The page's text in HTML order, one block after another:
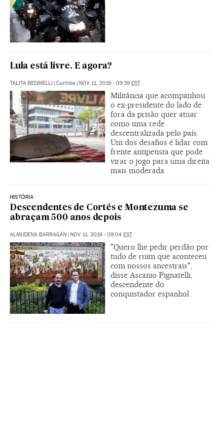
Lula está livre. E agora?
TALITA BEDINELLI | Curitiba | NOV 11, 2019 - 09:39 EST
Militância que acompanhou
o ex-presidente do lado de
fora da prisão quer atuar
como uma rede
descentralizada pelo país.
Um dos desafios é lidar com
frente antipetista que pode
virar o jogo para uma direita
mais moderada
HISTÓRIA
Descendentes de Cortés e Montezuma se
abraçam 500 anos depois
ALMUDENA BARRAGÁN | NOV 11, 2019 - 09:04 EST
"Quero lhe pedir perdão por
tudo de ruim que aconteceu
com nossos ancestrais",
disse Ascanio Pignatelli,
descendente do
conquistador espanhol